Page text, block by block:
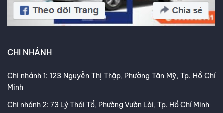
CHI NHÁNH
Chi nhánh 1: 123 Nguyễn Thị Thập, Phường Tân Mỹ, Tp. Hồ Chí
Minh
Chi nhánh 2: 73 Lý Thái Tổ, Phường Vườn Lài, Tp. Hồ Chí Minh